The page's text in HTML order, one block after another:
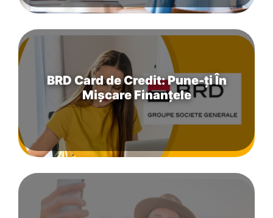
BRD Card de Credit: Pune-ți În
Mișcare Finanțele